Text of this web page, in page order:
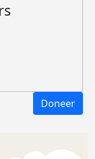
Doneer